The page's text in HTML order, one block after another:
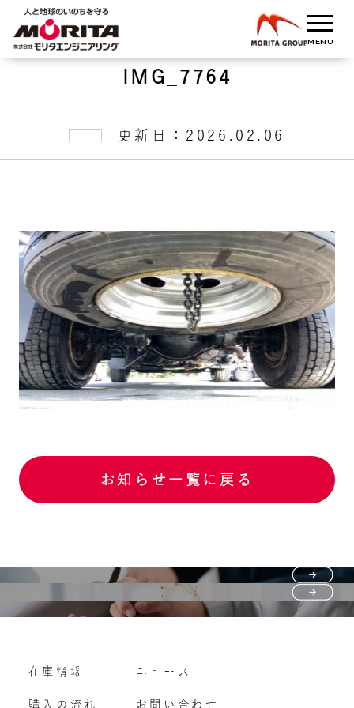
IMG_7764
更新日：2026.02.06
お知らせ一覧に戻る
購入の流れ
よくいただくご質問
Vehicle purchase
車両買い取り
在庫情報
購入の流れ
ニュース
お問い合わせ